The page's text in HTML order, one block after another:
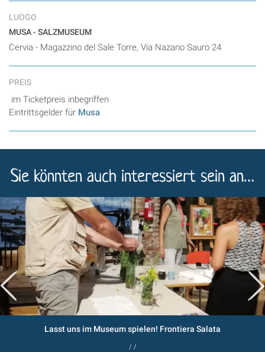
LUOGO
MUSA - SALZMUSEUM
Cervia - Magazzino del Sale Torre, Via Nazario Sauro 24
PREIS
im Ticketpreis inbegriffen
Eintrittsgelder für Musa
Sie könnten auch interessiert sein an…
Lasst uns im Museum spielen! Frontiera Salata
/ /